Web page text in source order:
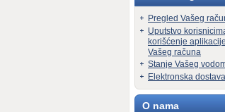
Pregled Vašeg
Uputstvo
korišćenje
Vašeg računa
Stanje Vašeg
Elektronska
O nama